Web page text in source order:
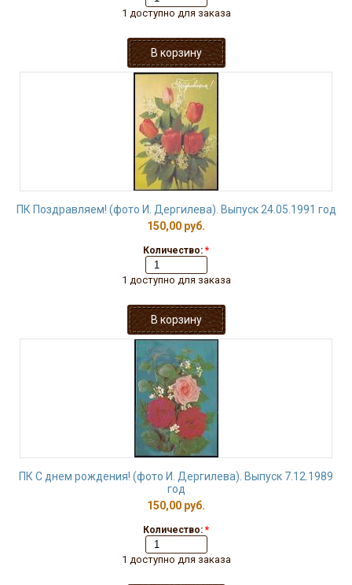
1 доступно для заказа
ПК Поздравляем! (фото И. Дергилева). Выпуск 24.05.1991 год
150,00 руб.
Количество: *
1 доступно для заказа
ПК С днем рождения! (фото И. Дергилева). Выпуск 7.12.1989
год
150,00 руб.
Количество: *
1 доступно для заказа